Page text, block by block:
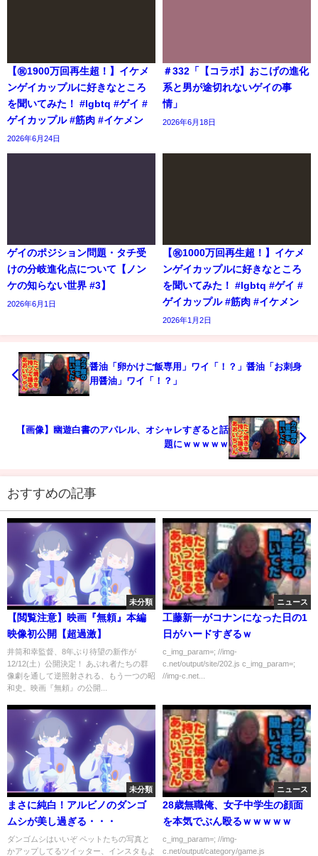
【㊗️1900万回再生超！】イケメ
ンゲイカップルに好きなところ
を聞いてみた！ #lgbtq #ゲイ #
ゲイカップル #筋肉 #イケメン
2026年6月24日
＃332「【コラボ】おこげの進化
系と男が途切れないゲイの事
情」
2026年6月18日
ゲイのポジション問題・タチ受
けの分岐進化点について【ノン
ケの知らない世界 #3】
2026年6月1日
【㊗️1000万回再生超！】イケメ
ンゲイカップルに好きなところ
を聞いてみた！ #lgbtq #ゲイ #
ゲイカップル #筋肉 #イケメン
2026年1月2日
醤油「卵かけご飯専用」ワイ「！？」醤油「お刺身
用醤油」ワイ「！？」
【画像】幽遊白書のアパレル、オシャレすぎると話
題にｗｗｗｗｗ
おすすめの記事
未分類
【閲覧注意】映画『無頼』本編
映像初公開【超過激】
井筒和幸監督、8年ぶり待望の新作が
12/12(土）公開決定！ あぶれ者たちの群
像劇を通して逆照射される、もう一つの昭
和史。映画『無頼』の公開...
ニュース
工藤新一がコナンになった日の1
日がハードすぎるｗ
c_img_param=; //img-
c.net/output/site/202.js c_img_param=;
//img-c.net...
未分類
まさに純白！アルビノのダンゴ
ムシが美し過ぎる・・・
ダンゴムシはいいぞ ペットたちの写真と
かアップしてるツイッター、インスタもよ
ニュース
28歳無職俺、女子中学生の顔面
を本気でぶん殴るｗｗｗｗｗ
c_img_param=; //img-
c.net/output/category/game.js